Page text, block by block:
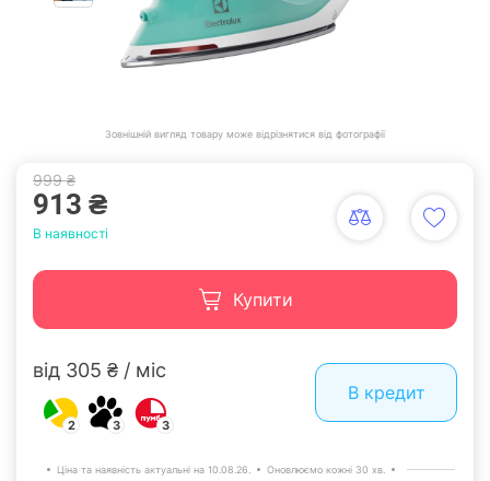
Зовнішній вигляд товару може відрізнятися від фотографії
999 ₴
913 ₴
В наявності
Купити
від 305 ₴ / міс
2 3 3
В кредит
Ціна та наявність актуальні на 10.08.26. Оновлюємо кожні 30 хв.